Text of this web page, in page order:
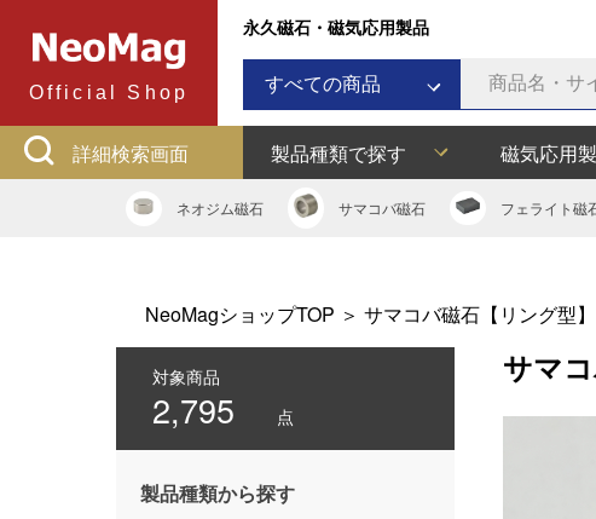
Official Shop
永久磁石・磁気応用製品
すべての商品
サマコバ磁石
フェライト磁石
ネオジムボンド磁石
ネオジフック
多用途吸着バー
詳細検索画面 製品種類で探す 磁気応用
ネオジム磁石 サマコバ磁石 フェライト磁
NeoMagショップTOP ＞ サマコバ磁石【リング型】
対象商品
2,795 点
製品種類から探す
サマ